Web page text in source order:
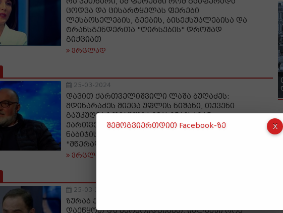
ცოდვა და ცისარტყელას ფერები
ლესბოსელების, გეების, ბისექსუალებისა და
ტრანსგენდერთა "ღირსების" დროშად
გიქციათ
ვრცლად
25-03-2024
დავით ქართველიშვილი ლაშა ბუღაძეს:
მდინარაძეს მიეცა უფლის ნიშანი, თქვენი
გაუკუღმართებული სიმახინჯისაგან
ქართველების გადარჩენისკენ გადადგმული
ნაბიჯის მოწონების ნიშნად - რამ გაგახარა
"მწერალო", სიმწრის ისტერიკამ?
ვრცლად
25-03-2024
ზურაბ ქადაგიძე: ცისარტყელაზე ფეტიში
დაეწყოთ და წარმოიდგინეთ, იალბუზი რომ
შემოგვიერთდით Facebook-ზე